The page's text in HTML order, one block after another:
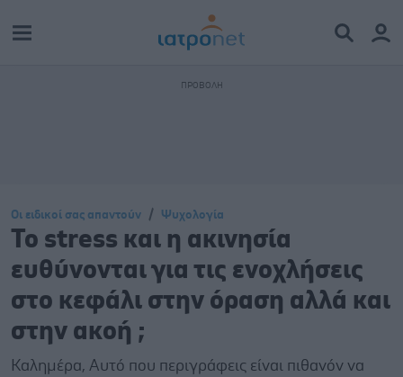
Οι ειδικοί σας απαντούν Ψυχολογία
Το stress και η ακινησία
ευθύνονται για τις ενοχλήσεις
στο κεφάλι στην όραση αλλά και
στην ακοή ;
Καλημέρα, Αυτό που περιγράφεις είναι πιθανόν να